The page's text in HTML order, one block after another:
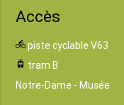
Accès
directions_bike piste cyclable V63
tram tram B
Notre-Dame - Musée